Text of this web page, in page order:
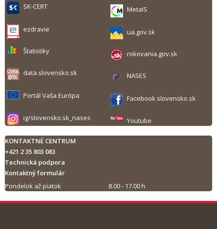
SK-CERT MetaIS
ezdravie ua.gov.sk
Štatistiky rokovania.gov.sk
data.slovensko.sk NASES
Portál Vaša Európa Facebook slovensko.sk
ig/slovensko.sk_nases Youtube
KONTAKTNÉ CENTRUM
+421 2 35 803 083
Technická podpora
Kontaktný formulár
Pondelok až piatok
8.00 - 17.00 h
Tlač obsahu